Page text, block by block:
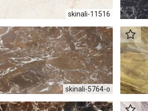
skinali-11516
skinali-5764-o